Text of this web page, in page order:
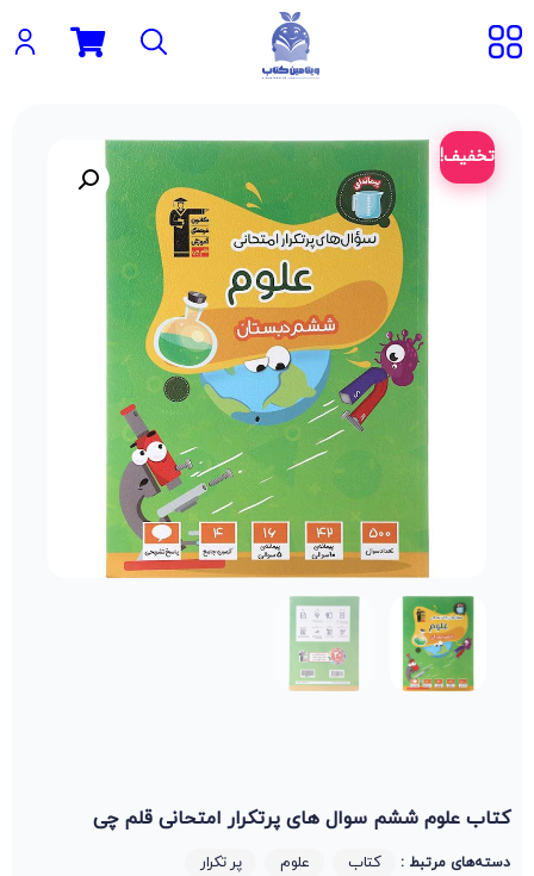
تخفیف!
کتاب علوم ششم سوال های پرتکرار امتحانی قلم چی
دسته‌های مرتبط : کتاب علوم پر تکرار